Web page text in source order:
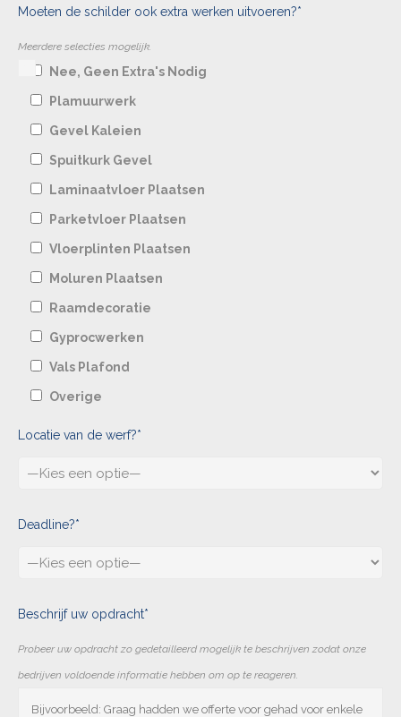
Moeten de schilder ook extra werken uitvoeren?*
Meerdere selecties mogelijk.
Nee, Geen Extra's Nodig
Plamuurwerk
Gevel Kaleien
Spuitkurk Gevel
Laminaatvloer Plaatsen
Parketvloer Plaatsen
Vloerplinten Plaatsen
Moluren Plaatsen
Raamdecoratie
Gyprocwerken
Vals Plafond
Overige
Locatie van de werf?*
Deadline?*
Beschrijf uw opdracht*
Probeer uw opdracht zo gedetailleerd mogelijk te beschrijven zodat onze
bedrijven voldoende informatie hebben om op te reageren.